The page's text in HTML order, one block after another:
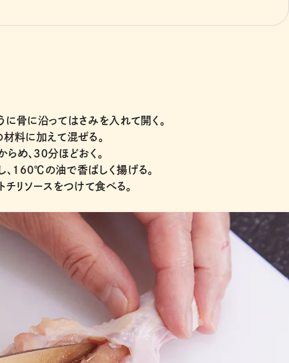
骨に沿ってはさみを入れて開く。
料に加えて混ぜる。
らめ、30分ほどおく。
、160℃の油で香ばしく揚げる。
チリソースをつけて食べる。